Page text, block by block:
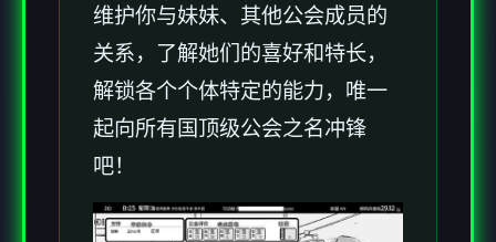
维护你与妹妹、其他公会成员的
关系，了解她们的喜好和特长，
解锁各个个体特定的能力，唯一
起向所有国顶级公会之名冲锋
吧！